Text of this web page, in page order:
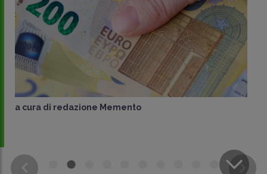
CONDIVIDI
a cura di redazione Memento